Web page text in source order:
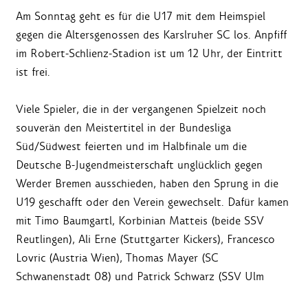
Am Sonntag geht es für die U17 mit dem Heimspiel
gegen die Altersgenossen des Karslruher SC los. Anpfiff
im Robert-Schlienz-Stadion ist um 12 Uhr, der Eintritt
ist frei.
Viele Spieler, die in der vergangenen Spielzeit noch
souverän den Meistertitel in der Bundesliga
Süd/Südwest feierten und im Halbfinale um die
Deutsche B-Jugendmeisterschaft unglücklich gegen
Werder Bremen ausschieden, haben den Sprung in die
U19 geschafft oder den Verein gewechselt. Dafür kamen
mit Timo Baumgartl, Korbinian Matteis (beide SSV
Reutlingen), Ali Erne (Stuttgarter Kickers), Francesco
Lovric (Austria Wien), Thomas Mayer (SC
Schwanenstadt 08) und Patrick Schwarz (SSV Ulm